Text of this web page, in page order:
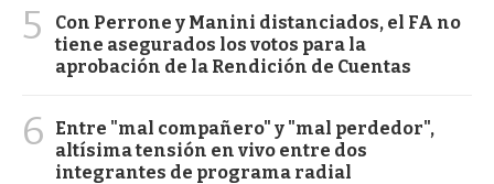
5
Con Perrone y Manini distanciados, el FA no
tiene asegurados los votos para la
aprobación de la Rendición de Cuentas
6
Entre "mal compañero" y "mal perdedor",
altísima tensión en vivo entre dos
integrantes de programa radial